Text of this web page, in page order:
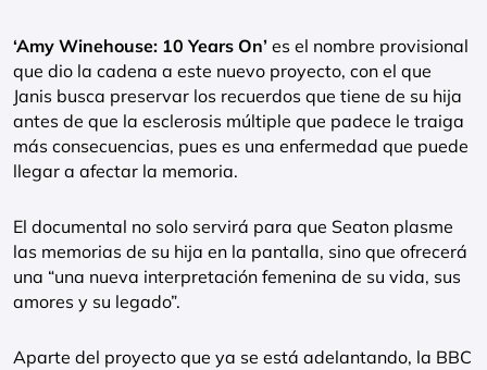
‘Amy Winehouse: 10 Years On’ es el nombre provisional
que dio la cadena a este nuevo proyecto, con el que
Janis busca preservar los recuerdos que tiene de su hija
antes de que la esclerosis múltiple que padece le traiga
más consecuencias, pues es una enfermedad que puede
llegar a afectar la memoria.
El documental no solo servirá para que Seaton plasme
las memorias de su hija en la pantalla, sino que ofrecerá
una “una nueva interpretación femenina de su vida, sus
amores y su legado”.
Aparte del proyecto que ya se está adelantando, la BBC